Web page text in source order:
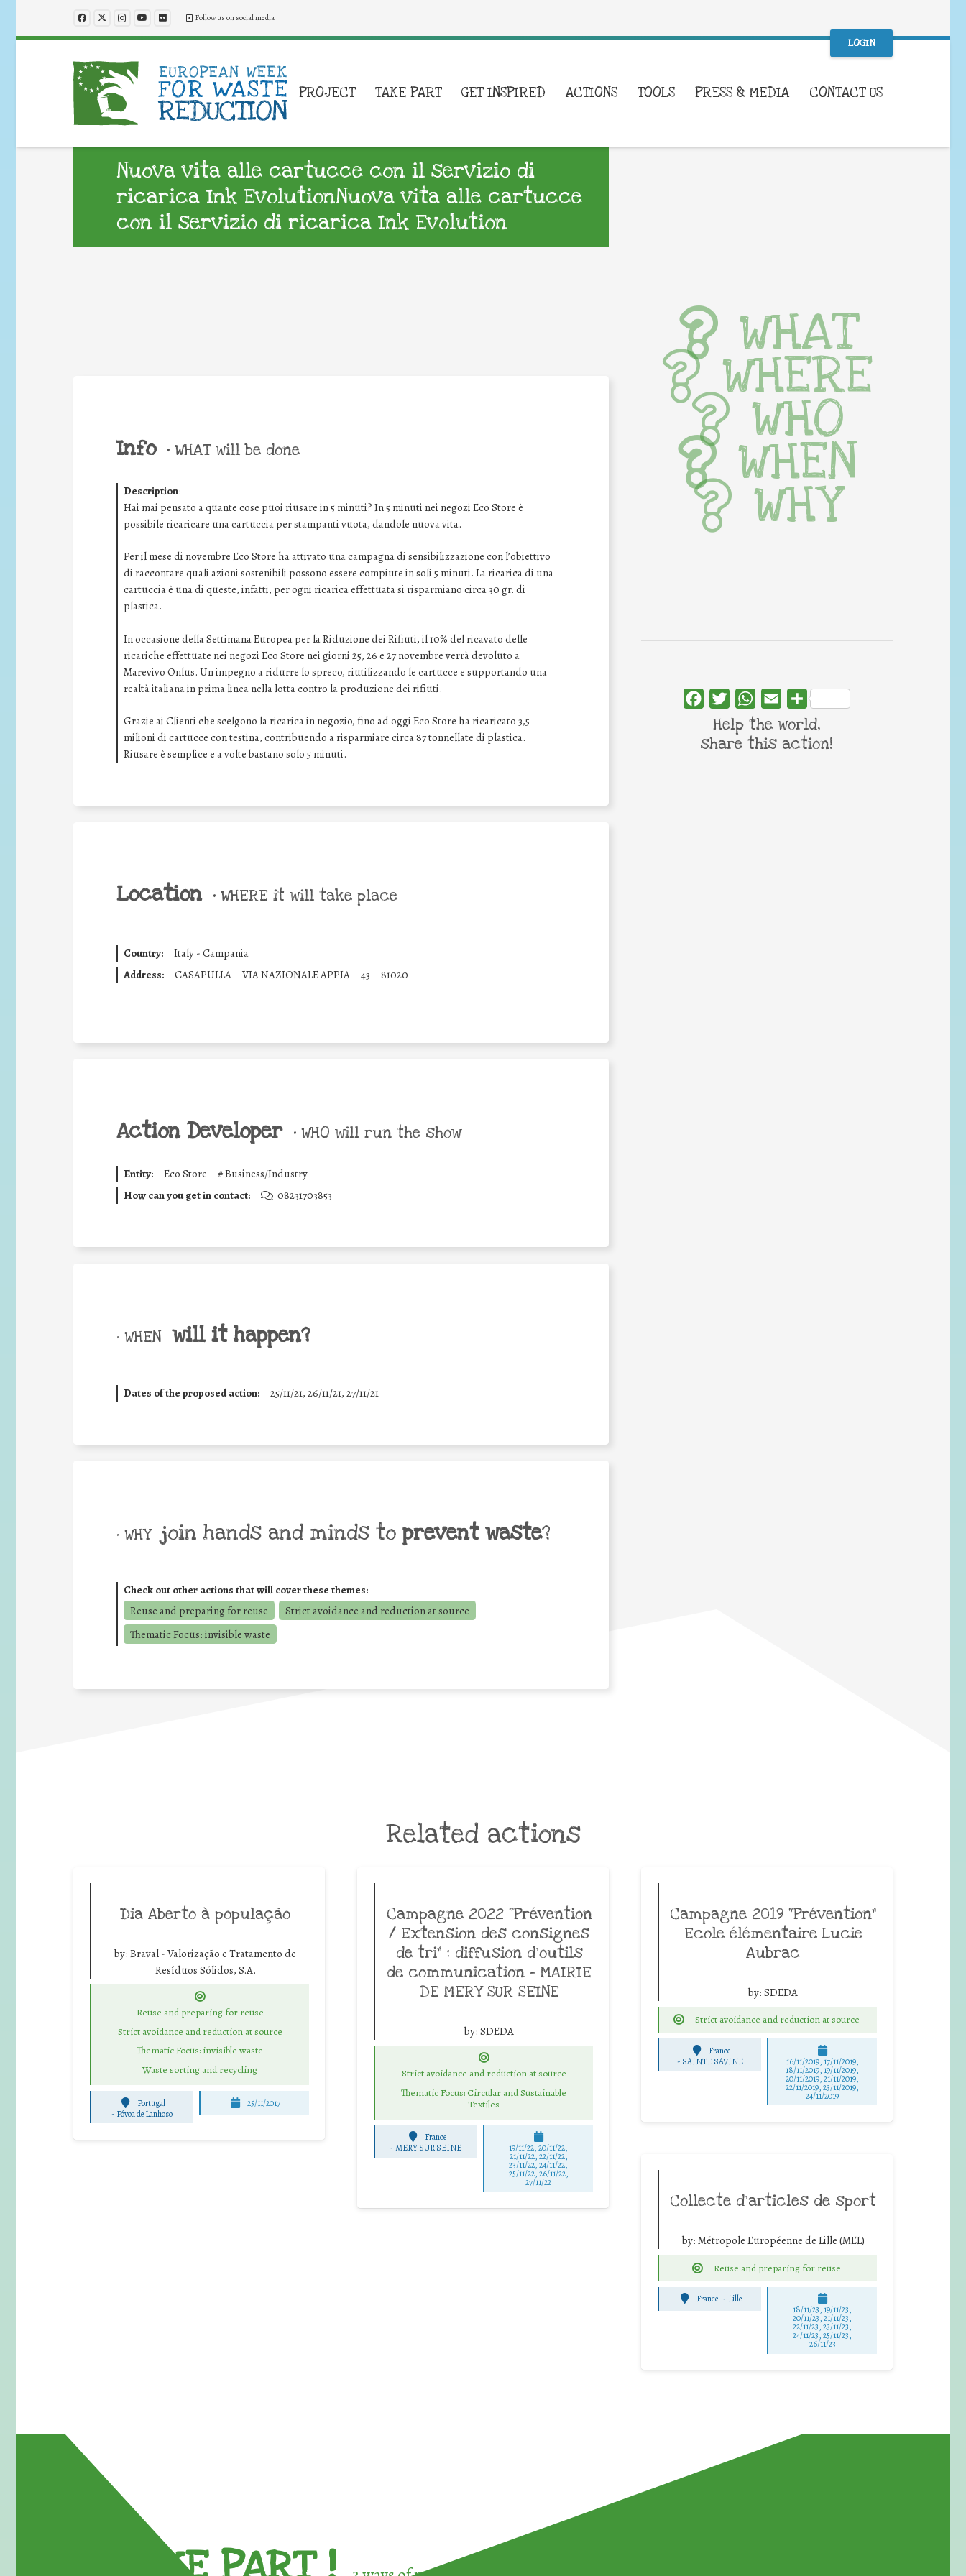
Follow us on social media
LOGIN
PROJECT TAKE PART GET INSPIRED ACTIONS TOOLS PRESS & MEDIA CONTACT US
Nuova vita alle cartucce con il servizio di
ricarica Ink EvolutionNuova vita alle cartucce
con il servizio di ricarica Ink Evolution
Info • WHAT will be done
Description:
Hai mai pensato a quante cose puoi riusare in 5 minuti? In 5 minuti nei negozi Eco Store è
possibile ricaricare una cartuccia per stampanti vuota, dandole nuova vita.
Per il mese di novembre Eco Store ha attivato una campagna di sensibilizzazione con l’obiettivo
di raccontare quali azioni sostenibili possono essere compiute in soli 5 minuti. La ricarica di una
cartuccia è una di queste, infatti, per ogni ricarica effettuata si risparmiano circa 30 gr. di
plastica.
In occasione della Settimana Europea per la Riduzione dei Rifiuti, il 10% del ricavato delle
ricariche effettuate nei negozi Eco Store nei giorni 25, 26 e 27 novembre verrà devoluto a
Marevivo Onlus. Un impegno a ridurre lo spreco, riutilizzando le cartucce e supportando una
realtà italiana in prima linea nella lotta contro la produzione dei rifiuti.
Grazie ai Clienti che scelgono la ricarica in negozio, fino ad oggi Eco Store ha ricaricato 3,5
milioni di cartucce con testina, contribuendo a risparmiare circa 87 tonnellate di plastica.
Riusare è semplice e a volte bastano solo 5 minuti.
Location • WHERE it will take place
Country:
Italy - Campania
Address:
CASAPULLA VIA NAZIONALE APPIA 43 81020
Action Developer • WHO will run the show
Entity: Eco Store #Business/Industry
How can you get in contact:
08231703853
• WHEN will it happen?
Dates of the proposed action: 25/11/21, 26/11/21, 27/11/21
• WHY join hands and minds to prevent waste?
Check out other actions that will cover these themes:
Reuse and preparing for reuse
Strict avoidance and reduction at source
Thematic Focus: invisible waste
WHAT
WHERE
WHO
WHEN
WHY
FacebookTwitterWhatsApp
Email Share
Help the world,
share this action!
Related actions
Dia Aberto à população
by: Braval - Valorização e Tratamento de
Resíduos Sólidos, S.A.
Reuse and preparing for reuse
Strict avoidance and reduction at source
Thematic Focus: invisible waste
Waste sorting and recycling
Portugal
- Póvoa de Lanhoso
25/11/2017
Campagne 2022 “Prévention
/ Extension des consignes
de tri” : diffusion d’outils
de communication – MAIRIE
DE MERY SUR SEINE
by: SDEDA
Strict avoidance and reduction at source
Thematic Focus: Circular and Sustainable
Textiles
France
-MERY SUR SEINE 19/11/22, 20/11/22,
21/11/22, 22/11/22,
23/11/22, 24/11/22,
25/11/22, 26/11/22,
27/11/22
Campagne 2019 “Prévention”
Ecole élémentaire Lucie
Aubrac
by: SDEDA
Strict avoidance and reduction at source
France
- SAINTE SAVINE 16/11/2019, 17/11/2019,
18/11/2019, 19/11/2019,
20/11/2019, 21/11/2019,
22/11/2019, 23/11/2019,
24/11/2019
Collecte d’articles de sport
by: Métropole Européenne de Lille (MEL)
Reuse and preparing for reuse
France - Lille
18/11/23, 19/11/23,
20/11/23, 21/11/23,
22/11/23, 23/11/23,
24/11/23, 25/11/23,
26/11/23